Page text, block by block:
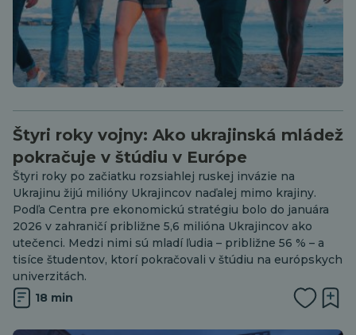
Štyri roky vojny: Ako ukrajinská mládež
pokračuje v štúdiu v Európe
Štyri roky po začiatku rozsiahlej ruskej invázie na
Ukrajinu žijú milióny Ukrajincov naďalej mimo krajiny.
Podľa Centra pre ekonomickú stratégiu bolo do januára
2026 v zahraničí približne 5,6 milióna Ukrajincov ako
utečenci. Medzi nimi sú mladí ľudia – približne 56 % – a
tisíce študentov, ktorí pokračovali v štúdiu na európskych
univerzitách.
18 min